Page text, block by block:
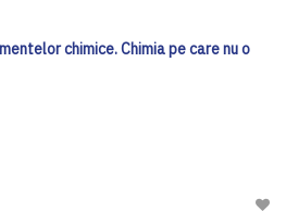
chimice. Chimia pe care nu o